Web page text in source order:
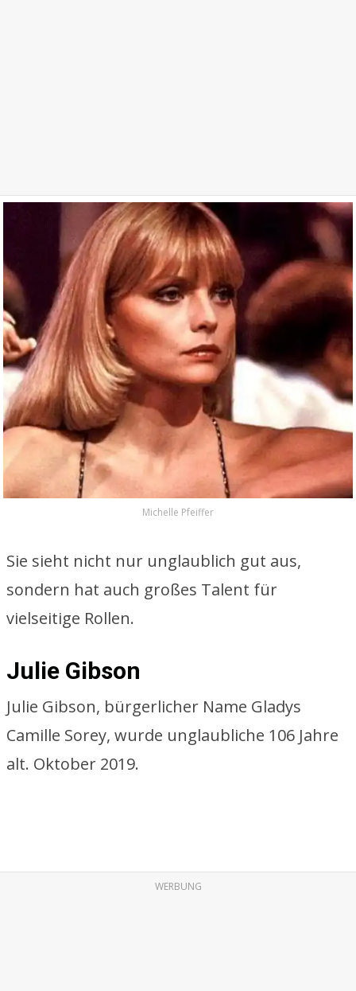
Michelle Pfeiffer
Sie sieht nicht nur unglaublich gut aus,
sondern hat auch großes Talent für
vielseitige Rollen.
Julie Gibson
Julie Gibson, bürgerlicher Name Gladys
Camille Sorey, wurde unglaubliche 106 Jahre
alt. Oktober 2019.
WERBUNG